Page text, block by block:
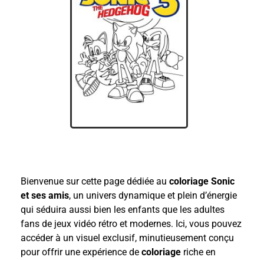
Bienvenue sur cette page dédiée au coloriage Sonic
et ses amis, un univers dynamique et plein d’énergie
qui séduira aussi bien les enfants que les adultes
fans de jeux vidéo rétro et modernes. Ici, vous pouvez
accéder à un visuel exclusif, minutieusement conçu
pour offrir une expérience de coloriage riche en